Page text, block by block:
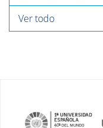
Ver todo